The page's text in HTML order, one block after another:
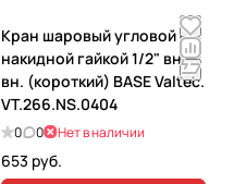
Кран шаровый угловой с
накидной гайкой 1/2" вн.-
вн. (короткий) BASE Valtec.
VT.266.NS.0404
0 0 Нет в наличии
653 руб.